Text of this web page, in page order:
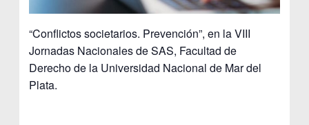
“Conflictos societarios. Prevención”, en la VIII
Jornadas Nacionales de SAS, Facultad de
Derecho de la Universidad Nacional de Mar del
Plata.